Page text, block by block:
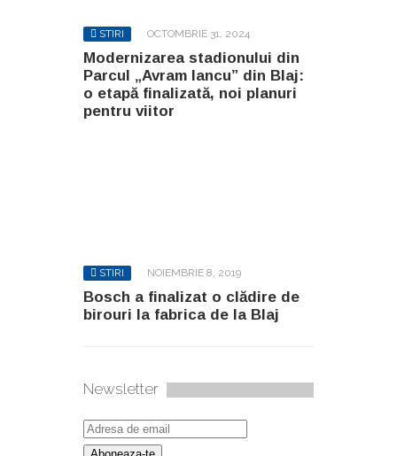
STIRI OCTOMBRIE 31, 2024
Modernizarea stadionului din
Parcul „Avram Iancu” din Blaj:
o etapă finalizată, noi planuri
pentru viitor
STIRI NOIEMBRIE 8, 2019
Bosch a finalizat o clădire de
birouri la fabrica de la Blaj
Newsletter